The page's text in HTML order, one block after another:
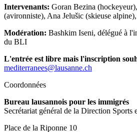
Intervenants: Goran Bezina
(avironniste), Ana Jelušic (skieuse
Modération: Bashkim Iseni, délégué à
du BLI
L'entrée est libre mais l'inscription
mediterranees@lausanne.ch
Coordonnées
Bureau lausannois pour les immigrés
Secrétariat général de la Direction Sports
Place de la Riponne 10